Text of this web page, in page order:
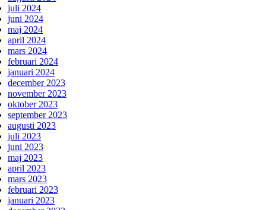
juli 2024
juni 2024
maj 2024
april 2024
mars 2024
februari 2024
januari 2024
december 2023
november 2023
oktober 2023
september 2023
augusti 2023
juli 2023
juni 2023
maj 2023
april 2023
mars 2023
februari 2023
januari 2023